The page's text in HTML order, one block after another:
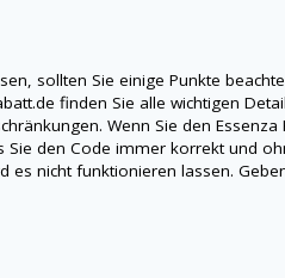
sollten Sie einige Punkte
finden Sie alle wichtigen
Wenn Sie den
den Code immer korrekt und
es nicht funktionieren lassen.